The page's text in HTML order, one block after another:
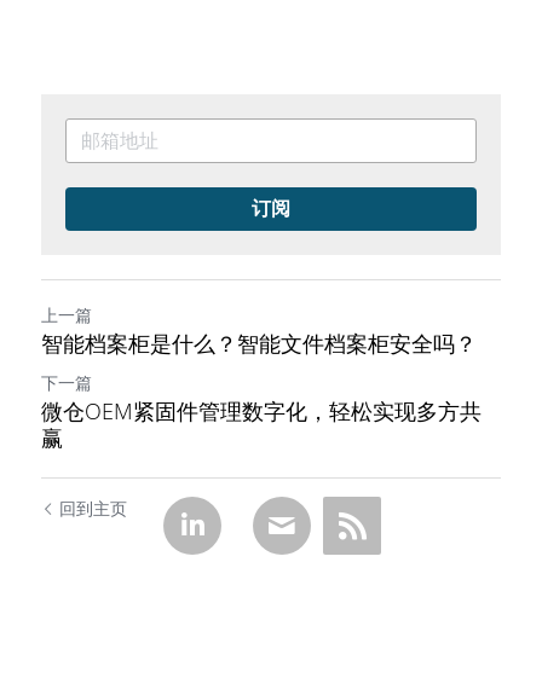
订阅
上一篇
智能档案柜是什么？智能文件档案柜安全吗？
下一篇
微仓OEM紧固件管理数字化，轻松实现多方共
赢
回到主页